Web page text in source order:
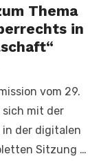
Thema
in
vom 29.
mit der
in der digitalen
Sitzung …